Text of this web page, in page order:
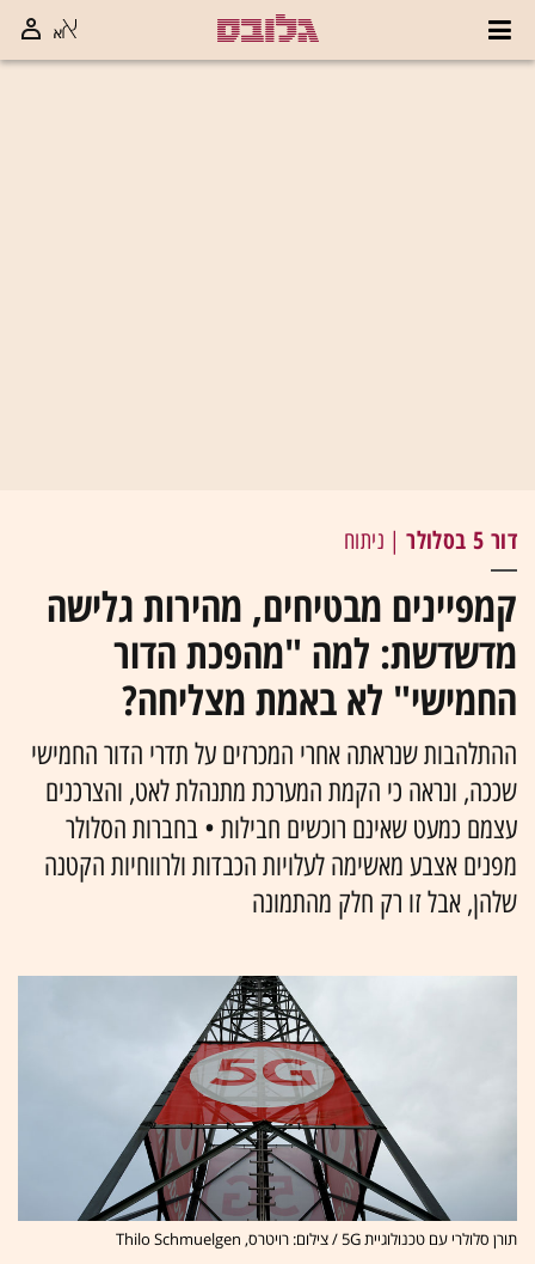
דור 5 בסלולר | ניתוח
קמפיינים מבטיחים, מהירות גלישה
מדשדשת: למה "מהפכת הדור
החמישי" לא באמת מצליחה?
ההתלהבות שנראתה אחרי המכרזים על תדרי הדור החמישי
שככה, ונראה כי הקמת המערכת מתנהלת לאט, והצרכנים
עצמם כמעט שאינם רוכשים חבילות • בחברות הסלולר
מפנים אצבע מאשימה לעלויות הכבדות ולרווחיות הקטנה
שלהן, אבל זו רק חלק מהתמונה
תורן סלולרי עם טכנולוגיית 5G / צילום: רויטרס, Thilo Schmuelgen